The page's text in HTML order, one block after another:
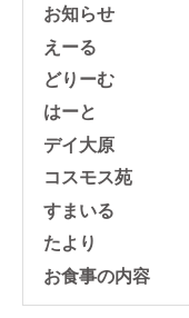
お知らせ
えーる
どりーむ
はーと
デイ大原
コスモス苑
すまいる
たより
お食事の内容